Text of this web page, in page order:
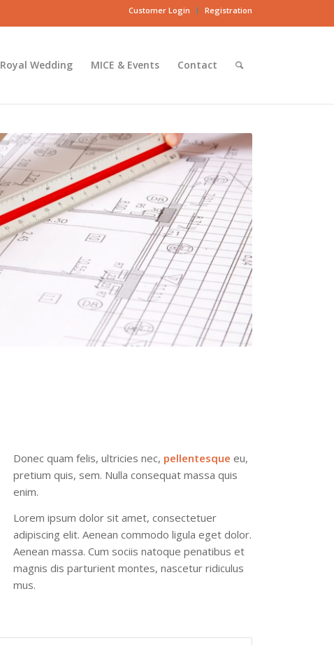
Customer Login Registration
Royal Wedding MICE & Events Contact
Donec quam felis, ultricies nec, pellentesque eu,
pretium quis, sem. Nulla consequat massa quis
enim.
Lorem ipsum dolor sit amet, consectetuer
adipiscing elit. Aenean commodo ligula eget dolor.
Aenean massa. Cum sociis natoque penatibus et
magnis dis parturient montes, nascetur ridiculus
mus.